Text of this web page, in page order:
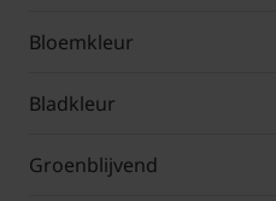
Bloemkleur
Bladkleur
Groenblijvend